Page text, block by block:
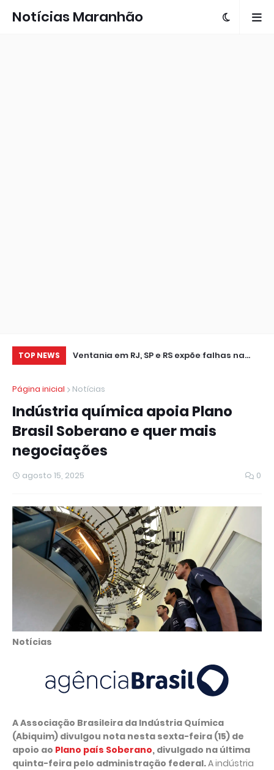
Notícias Maranhão
TOP NEWS
Ventania em RJ, SP e RS expõe falhas na
Página inicial
Notícias
Indústria química apoia Plano
Brasil Soberano e quer mais
negociações
agosto 15, 2025 0
Notícias
A Associação Brasileira da Indústria Química
(Abiquim) divulgou nota nesta sexta-feira (15) de
apoio ao Plano país Soberano, divulgado na última
quinta-feira pelo administração federal.A indústria